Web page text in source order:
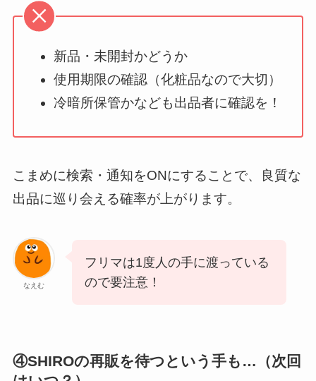
新品・未開封かどうか
使用期限の確認（化粧品なので大切）
冷暗所保管かなども出品者に確認を！
こまめに検索・通知をONにすることで、良質な
出品に巡り会える確率が上がります。
なえむ
フリマは1度人の手に渡っている
ので要注意！
④SHIROの再販を待つという手も…（次回